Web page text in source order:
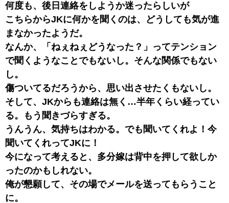
何度も、後日連絡をしようか迷ったらしいが
こちらからJKに何かを聞くのは、どうしても気が進
まなかったようだ。
なんか、「ねぇねぇどうなった？」ってテンション
で聞くようなことでもないし。そんな関係でもない
し。
傷ついてるだろうから、思い出させたくもないし。
そして、JKからも連絡は無く…半年くらい経ってい
る。もう聞きづらすぎる。
うんうん、気持ちはわかる。でも聞いてくれよ！今
聞いてくれってJKに！
今になって考えると、多分嫁は背中を押して欲しか
ったのかもしれない。
俺が懇願して、その場でメールを送ってもらうこと
に。